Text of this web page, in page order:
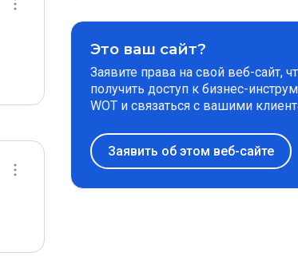
Это ваш сайт?
Заявите права на свой веб-сайт,
получить доступ к бизнес-
WOT и связаться с вашими
Заявить об этом веб-сайте